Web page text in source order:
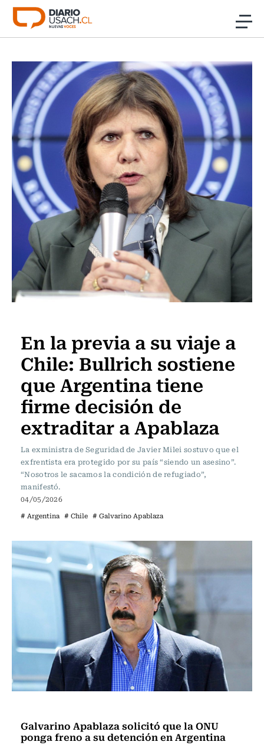
Click acá para ir directamente al contenido
Investigación
Cultura
Programas Radio y TV Usach
En la previa a su viaje a
Chile: Bullrich sostiene
que Argentina tiene
firme decisión de
extraditar a Apablaza
La exministra de Seguridad de Javier Milei sostuvo que el
exfrentista era protegido por su país “siendo un asesino”.
“Nosotros le sacamos la condición de refugiado”,
manifestó.
04/05/2026
# Argentina # Chile # Galvarino Apablaza
Galvarino Apablaza solicitó que la ONU
ponga freno a su detención en Argentina